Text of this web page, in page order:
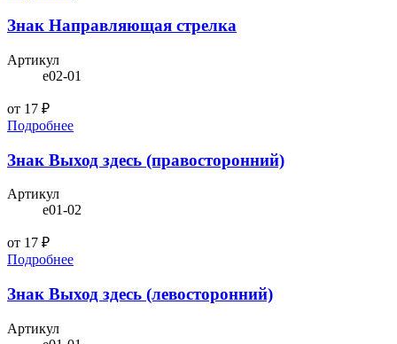
Знак Направляющая стрелка
Артикул
e02-01
от 17 ₽
Подробнее
Знак Выход здесь (правосторонний)
Артикул
e01-02
от 17 ₽
Подробнее
Знак Выход здесь (левосторонний)
Артикул